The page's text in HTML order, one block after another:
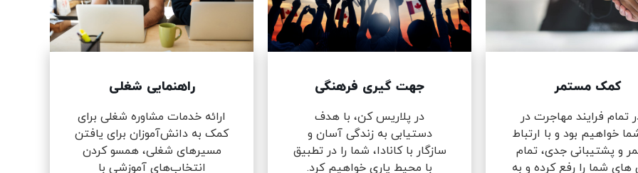
کمک مستمر
تمام فرایند مهاجرت در
خواهیم بود و با ارتباط
و پشتیبانی جدی، تمام
های شما را رفع کرده و به
جهت گیری فرهنگی
در پلاریس کن، با هدف
دستیابی به زندگی آسان و
سازگار با کانادا، شما را در تطبیق
با محیط یاری خواهیم کرد.
راهنمایی شغلی
ارائه خدمات مشاوره شغلی برای
کمک به دانش‌آموزان برای یافتن
مسیرهای شغلی، همسو کردن
انتخاب‌های آموزشی با